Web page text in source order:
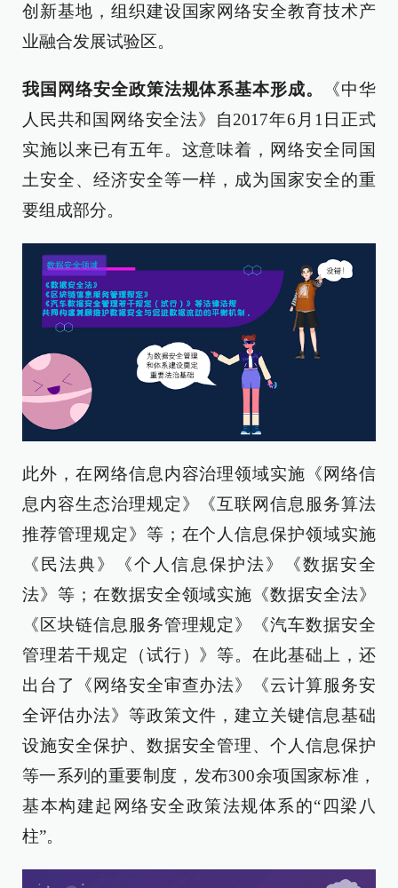
创新基地，组织建设国家网络安全教育技术产
业融合发展试验区。
我国网络安全政策法规体系基本形成。
《中华
人民共和国网络安全法》自2017年6月1日正式
实施以来已有五年。这意味着，网络安全同国
土安全、经济安全等一样，成为国家安全的重
要组成部分。
此外，在网络信息内容治理领域实施《网络信
息内容生态治理规定》《互联网信息服务算法
推荐管理规定》等；在个人信息保护领域实施
《民法典》《个人信息保护法》《数据安全
法》等；在数据安全领域实施《数据安全法》
《区块链信息服务管理规定》《汽车数据安全
管理若干规定（试行）》等。在此基础上，还
出台了《网络安全审查办法》《云计算服务安
全评估办法》等政策文件，建立关键信息基础
设施安全保护、数据安全管理、个人信息保护
等一系列的重要制度，发布300余项国家标准，
基本构建起网络安全政策法规体系的“四梁八
柱”。